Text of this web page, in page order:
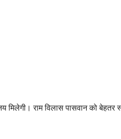
राम विलास पासवान को